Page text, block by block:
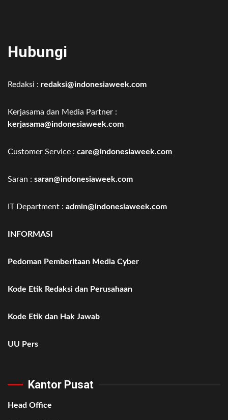
Hubungi
Redaksi : redaksi@indonesiaweek.com
Kerjasama dan Media Partner :
kerjasama@indonesiaweek.com
Customer Service : care@indonesiaweek.com
Saran : saran@indonesiaweek.com
IT Department : admin@indonesiaweek.com
INFORMASI
Pedoman Pemberitaan Media Cyber
Kode Etik Redaksi dan Perusahaan
Kode Etik dan Hak Jawab
UU Pers
Kantor Pusat
Head Office